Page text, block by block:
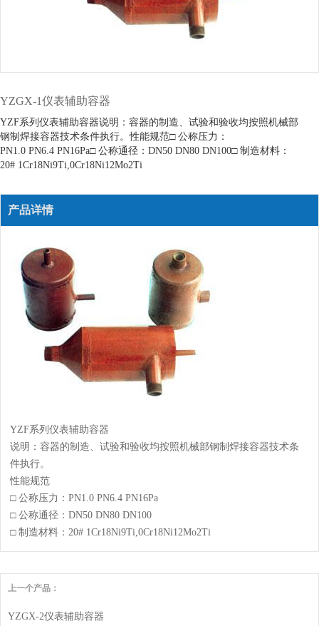
YZGX-1仪表辅助容器
YZF系列仪表辅助容器说明：容器的制造、试验和验收均按照机械部
钢制焊接容器技术条件执行。性能规范□ 公称压力：
PN1.0 PN6.4 PN16Pa□ 公称通径：DN50 DN80 DN100□ 制造材料：
20# 1Cr18Ni9Ti,0Cr18Ni12Mo2Ti
产品详情
YZF系列仪表辅助容器
说明：容器的制造、试验和验收均按照机械部钢制焊接容器技术条
件执行。
性能规范
□ 公称压力：PN1.0 PN6.4 PN16Pa
□ 公称通径：DN50 DN80 DN100
□ 制造材料：20# 1Cr18Ni9Ti,0Cr18Ni12Mo2Ti
上一个产品：
YZGX-2仪表辅助容器